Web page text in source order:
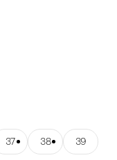
37
37Tamanho: 38
38Tamanho: 39
39